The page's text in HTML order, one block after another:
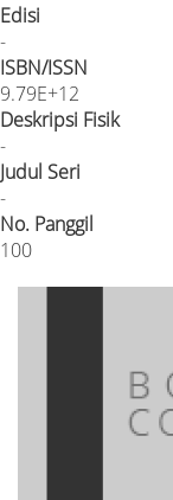
Edisi
-
ISBN/ISSN
9.79E+12
Deskripsi Fisik
-
Judul Seri
-
No. Panggil
100